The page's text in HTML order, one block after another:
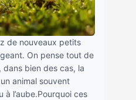
de nouveaux petits
On pense tout de
bien des cas, la
animal souvent
l’aube.Pourquoi ces